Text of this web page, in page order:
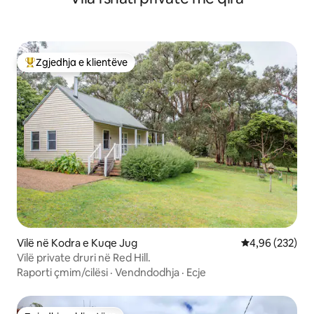
Më të mirat e zgjedhjeve të klientëve
Zgjedhja e klientëve
Vilë në Kodra e Kuqe Jug Vlerësimi
4,96 (232)
Vilë private druri në Red Hill.
Raporti çmim/cilësi · Vendndodhja · Ecje